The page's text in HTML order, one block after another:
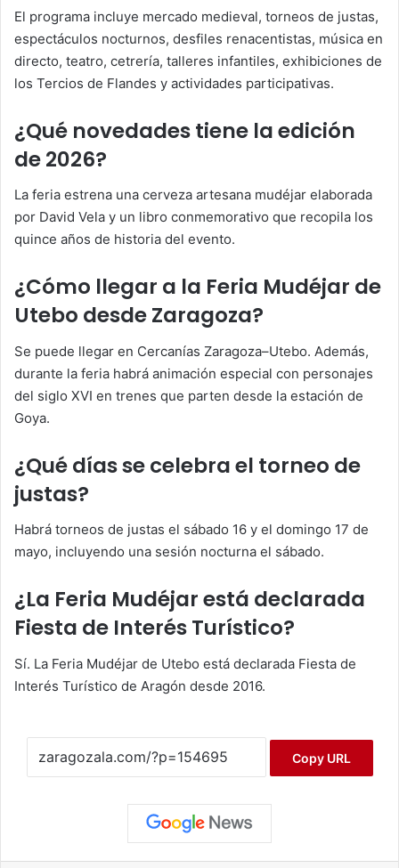
El programa incluye mercado medieval, torneos de justas,
espectáculos nocturnos, desfiles renacentistas, música en
directo, teatro, cetrería, talleres infantiles, exhibiciones de
los Tercios de Flandes y actividades participativas.
¿Qué novedades tiene la edición
de 2026?
La feria estrena una cerveza artesana mudéjar elaborada
por David Vela y un libro conmemorativo que recopila los
quince años de historia del evento.
¿Cómo llegar a la Feria Mudéjar de
Utebo desde Zaragoza?
Se puede llegar en Cercanías Zaragoza–Utebo. Además,
durante la feria habrá animación especial con personajes
del siglo XVI en trenes que parten desde la estación de
Goya.
¿Qué días se celebra el torneo de
justas?
Habrá torneos de justas el sábado 16 y el domingo 17 de
mayo, incluyendo una sesión nocturna el sábado.
¿La Feria Mudéjar está declarada
Fiesta de Interés Turístico?
Sí. La Feria Mudéjar de Utebo está declarada Fiesta de
Interés Turístico de Aragón desde 2016.
Copy URL